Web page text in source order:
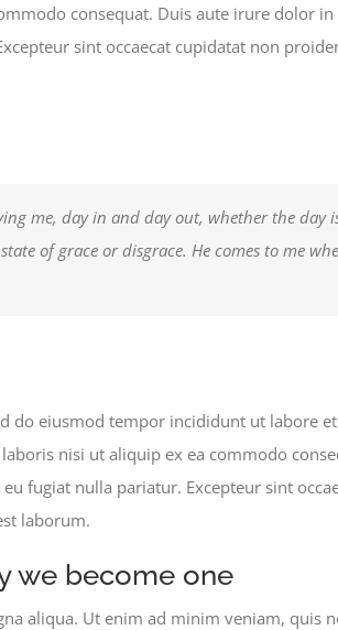
consequat. Duis aute irure dolor
sint occaecat cupidatat non
me, day in and day out, whether the day
of grace or disgrace. He comes to me
do eiusmod tempor incididunt ut labore
nisi ut aliquip ex ea commodo
fugiat nulla pariatur. Excepteur sint
laborum.
we become one
aliqua. Ut enim ad minim veniam, quis